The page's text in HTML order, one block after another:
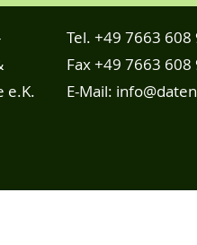
e.K.
Tel. +49 7663 608
Fax +49 7663 608
E-Mail: